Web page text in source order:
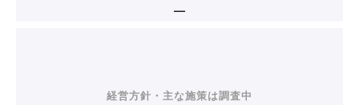
—
経営方針・主な施策は調査中